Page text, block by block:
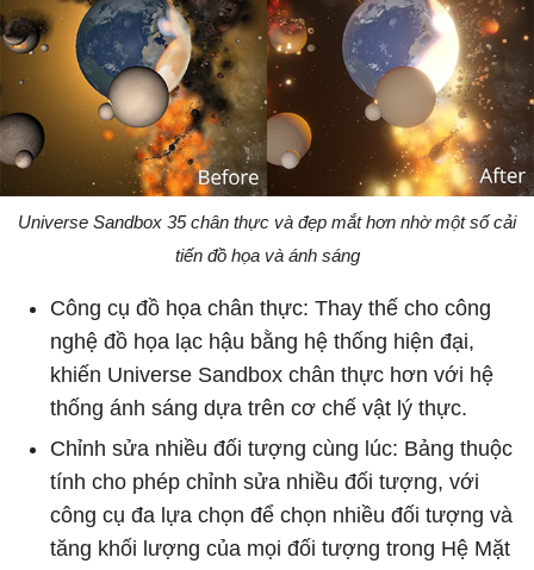
Universe Sandbox 35 chân thực và đẹp mắt hơn nhờ một số cải
tiến đồ họa và ánh sáng
Công cụ đồ họa chân thực: Thay thế cho công
nghệ đồ họa lạc hậu bằng hệ thống hiện đại,
khiến Universe Sandbox chân thực hơn với hệ
thống ánh sáng dựa trên cơ chế vật lý thực.
Chỉnh sửa nhiều đối tượng cùng lúc: Bảng thuộc
tính cho phép chỉnh sửa nhiều đối tượng, với
công cụ đa lựa chọn để chọn nhiều đối tượng và
tăng khối lượng của mọi đối tượng trong Hệ Mặt